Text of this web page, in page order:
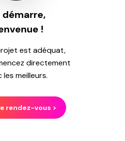
démarre,
!
est adéquat,
directement
les meilleurs.
rendez-vous >